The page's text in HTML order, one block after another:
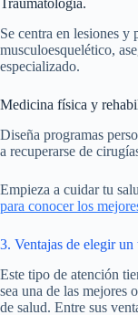
Traumatología.
Se centra en lesiones y
musculoesquelético,
especializado.
Medicina física y
Diseña programas
a recuperarse de
Empieza a cuidar tu
para conocer los
3. Ventajas de elegir
Este tipo de atención
sea una de las mejores
de salud. Entre sus